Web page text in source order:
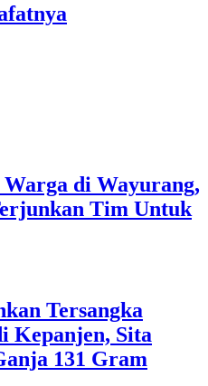
di Wayurang,
Tim Untuk
Tersangka
Kepanjen, Sita
131 Gram